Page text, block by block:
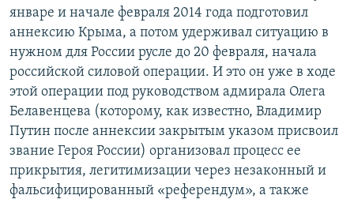
январе и начале февраля 2014 года подготовил
аннексию Крыма, а потом удерживал ситуацию в
нужном для России русле до 20 февраля, начала
российской силовой операции. И это он уже в ходе
этой операции под руководством адмирала Олега
Белавенцева (которому, как известно, Владимир
Путин после аннексии закрытым указом присвоил
звание Героя России) организовал процесс ее
прикрытия, легитимизации через незаконный и
фальсифицированный «референдум», а также